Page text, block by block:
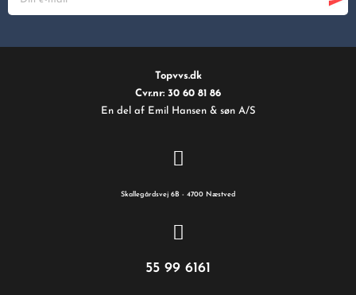
Topvvs.dk
Cvr.nr: 30 60 81 86
En del af Emil Hansen & søn A/S
Skallegårdsvej 6B - 4700 Næstved
55 99 6161